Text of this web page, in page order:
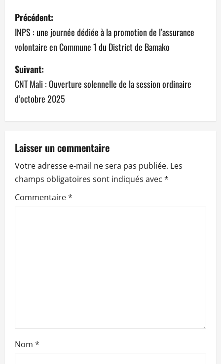
N
a
v
i
g
a
i
o
n
i
c
Précédent:
INPS : une journée dédiée à la promotion de l’assurance
volontaire en Commune 1 du District de Bamako
Suivant:
CNT Mali : Ouverture solennelle de la session ordinaire
d’octobre 2025
Laisser un commentaire
Votre adresse e-mail ne sera pas publiée. Les
champs obligatoires sont indiqués avec *
Commentaire*
Nom *